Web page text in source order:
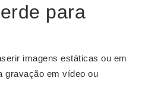
para
imagens estáticas ou em
gravação em vídeo ou